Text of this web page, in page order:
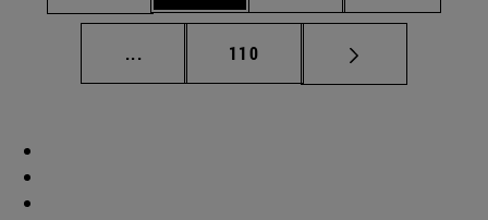
... Páginas intermedias Use TAB para
Página
110